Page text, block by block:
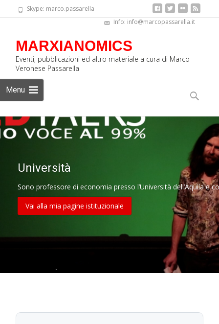
Skype: marco.passarella
Info: info@marcopassarella.it
MARXIANOMICS
Eventi, pubblicazioni ed altro materiale a cura di Marco
Veronese Passarella
Menu
to
content
Ricerca
Università
Sono professore di economia presso l’Università dell’Aquila e
Vai alla mia pagine istituzionale